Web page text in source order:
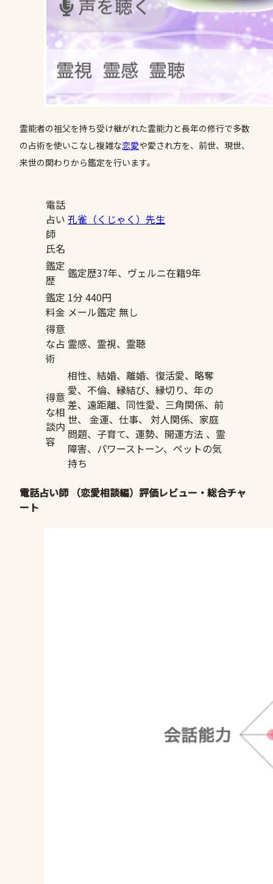
霊能者の祖父を持ち受け継がれた霊能力と長年の修行で多数
の占術を使いこなし複雑な恋愛や愛され方を、前世、現世、
来世の関わりから鑑定を行います。
電話
占い
師
氏名
孔雀（くじゃく）先生
鑑定
歴
鑑定歴37年、ヴェルニ在籍9年
鑑定
料金
1分 440円
メール鑑定 無し
得意
な占
術
霊感、霊視、霊聴
得意
な相
談内
容
相性、結婚、離婚、復活愛、略奪
愛、不倫、縁結び、縁切り、年の
差、遠距離、同性愛、三角関係、前
世、 金運、仕事、 対人関係、家庭
問題、子育て、運勢、開運方法 、霊
障害、パワーストーン、ペットの気
持ち
電話占い師 （恋愛相談編）評価レビュー・総合チャ
ート